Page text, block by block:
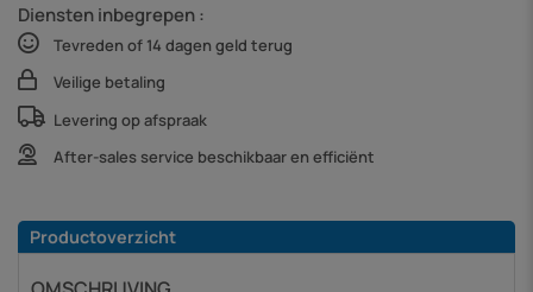
Diensten inbegrepen :
Tevreden of 14 dagen geld terug
Veilige betaling
Levering op afspraak
After-sales service beschikbaar en efficiënt
Productoverzicht